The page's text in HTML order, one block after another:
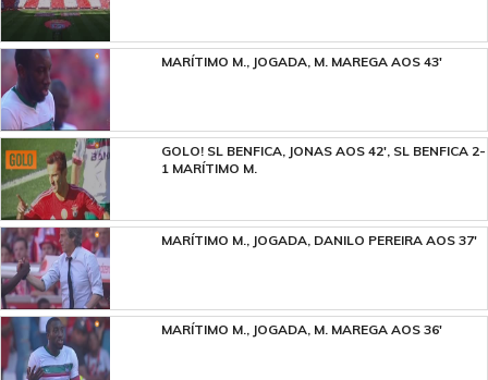
MARÍTIMO M., JOGADA, M. MAREGA AOS 43'
GOLO! SL BENFICA, JONAS AOS 42', SL BENFICA 2-
1 MARÍTIMO M.
MARÍTIMO M., JOGADA, DANILO PEREIRA AOS 37'
MARÍTIMO M., JOGADA, M. MAREGA AOS 36'